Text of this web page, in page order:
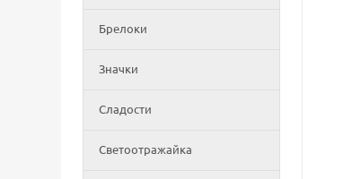
Брелоки
Значки
Сладости
Светоотражайка